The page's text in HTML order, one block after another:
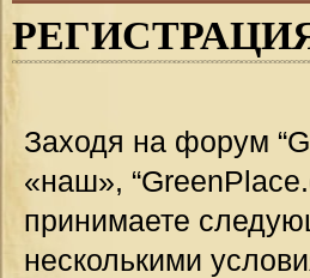
Заходя на форум
«наш»,
принимаете
несколькими